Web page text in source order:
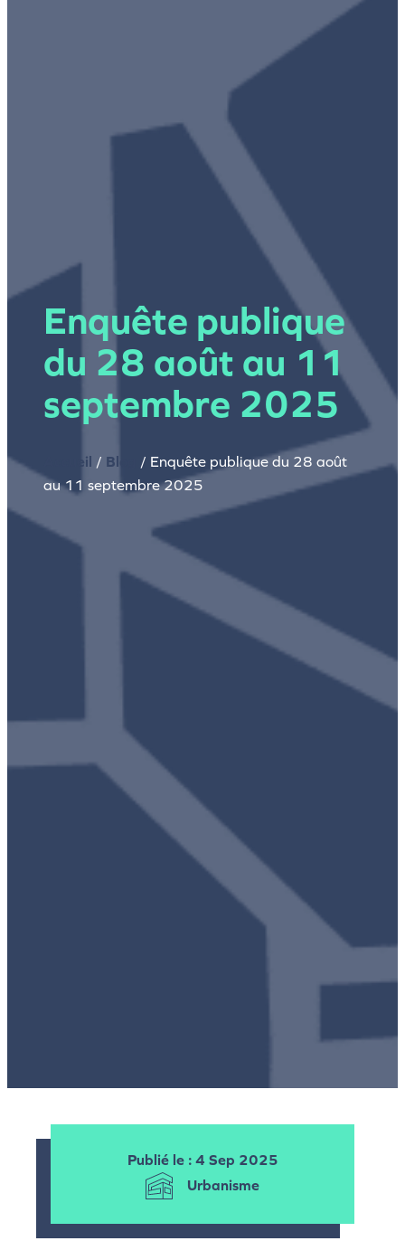
Enquête publique
du 28 août au 11
septembre 2025
Accueil / Blog / Enquête publique du 28 août
au 11 septembre 2025
Publié le: 4 Sep 2025
Urbanisme